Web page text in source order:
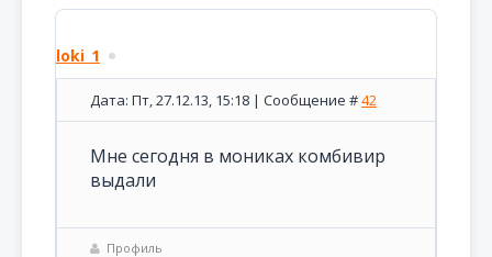
loki_1
Дата: Пт, 27.12.13, 15:18 | Сообщение #42
Мне сегодня в мониках комбивир
выдали
Профиль